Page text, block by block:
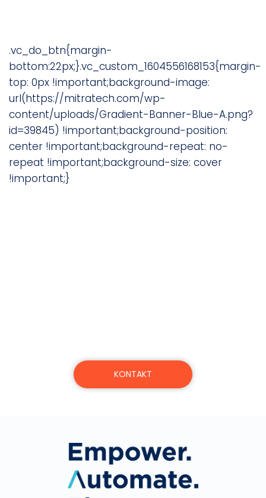
.vc_do_btn{margin-
bottom:22px;}.vc_custom_1604556168153{margin-
top: 0px !important;background-image:
url(https://mitratech.com/wp-
content/uploads/Gradient-Banner-Blue-A.png?
id=39845) !important;background-position:
center !important;background-repeat: no-
repeat !important;background-size: cover
!important;}
KONTAKT